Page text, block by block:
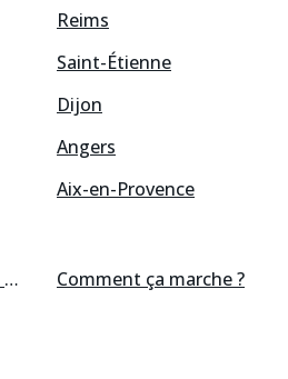
Reims
Saint-Étienne
Dijon
Angers
Aix-en-Provence
Comment ça marche ?